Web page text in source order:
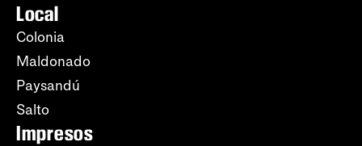
Local
Colonia
Maldonado
Paysandú
Salto
Impresos